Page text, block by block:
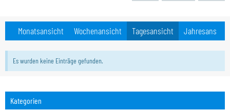
Monatsansicht Wochenansicht Tagesansicht Jahresansicht
Es wurden keine Einträge gefunden.
Kategorien